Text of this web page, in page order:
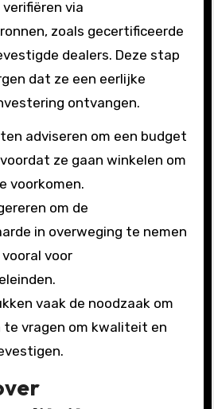
via
zoals gecertificeerde
dealers. Deze stap
dat ze een eerlijke
ontvangen.
adviseren om een budget
ze gaan winkelen om
voorkomen.
om de
in overweging te nemen
voor
vaak de noodzaak om
vragen om kwaliteit en